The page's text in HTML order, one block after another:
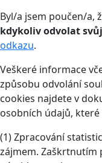
Byl/a jsem poučen/a,
kdykoliv odvolat
odkazu.
Veškeré informace
způsobu odvolání
cookies najdete v
osobních údajů,
(1) Zpracování
zájmem. Zaškrtnutím